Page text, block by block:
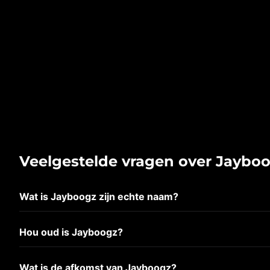
Veelgestelde vragen over
Wat is Jayboogz zijn echte naam?
Hou oud is Jayboogz?
Wat is de afkomst van Jayboogz?